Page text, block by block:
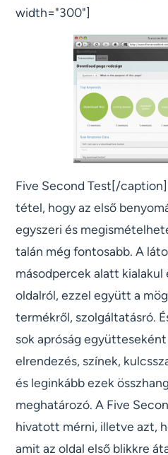
width="300"]
Five Second Test[/
tétel, hogy az első
egyszeri és
talán még fontosabb. A
másodpercek alatt kialakul
oldalról, ezzel együtt a
termékről, szolgáltatásró.
sok apróság
elrendezés, színek,
és leginkább ezek
meghatározó. A Five
hivatott mérni, illetve azt,
amit az oldal első blikkre